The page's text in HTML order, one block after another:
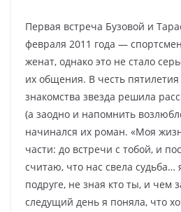
Первая встреча Бузовой и
февраля 2011 года —
женат, однако это не стало
их общения. В честь
знакомства звезда решила
(а заодно и напомнить
начинался их роман. «Моя
части: до встречи с тобой, и
считаю, что нас свела судьба…
подруге, не зная кто ты, и чем
следущий день я поняла, что